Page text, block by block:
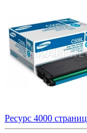
Ресурс 4000 страниц